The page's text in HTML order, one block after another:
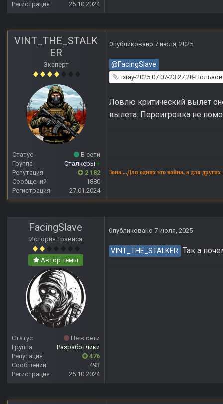
Регистрация
25.10.2024
VINT_THE_STALK
ER
Эксперт
Статус
В сети
Группа
Сталкеры +
Репутация
2 182
Сообщений
1880
Регистрация
27.01.2024
Опубликовано 7 июля, 2025
@FacingSlave
ixray-2025.07.07-23.27.28-
Ловлю критический вылет
вылета. Переигровка не
Зона....Для одних это война, а для
FacingSlave
История Трависа
Автор темы
Статус
Не в сети
Группа
Разработчики
Репутация
476
Сообщений
493
Регистрация
25.10.2024
Опубликовано 7 июля, 2025
VINT_THE_STALKER Так а